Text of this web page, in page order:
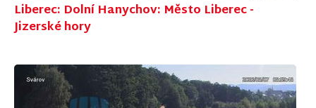
Liberec: Dolní Hanychov: Město Liberec -
Jizerské hory